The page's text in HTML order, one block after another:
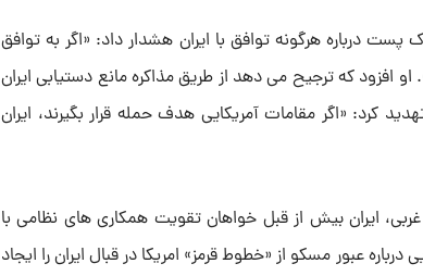
پست درباره هرگونه توافق با ایران هشدار داد: «اگر به توافق
او افزود که ترجیح می دهد از طریق مذاکره مانع دستیابی ایران
کرد: «اگر مقامات آمریکایی هدف حمله قرار بگیرند، ایران
ایران بیش از قبل خواهان تقویت همکاری های نظامی با
عبور مسکو از «خطوط قرمز» امریکا در قبال ایران را ایجاد